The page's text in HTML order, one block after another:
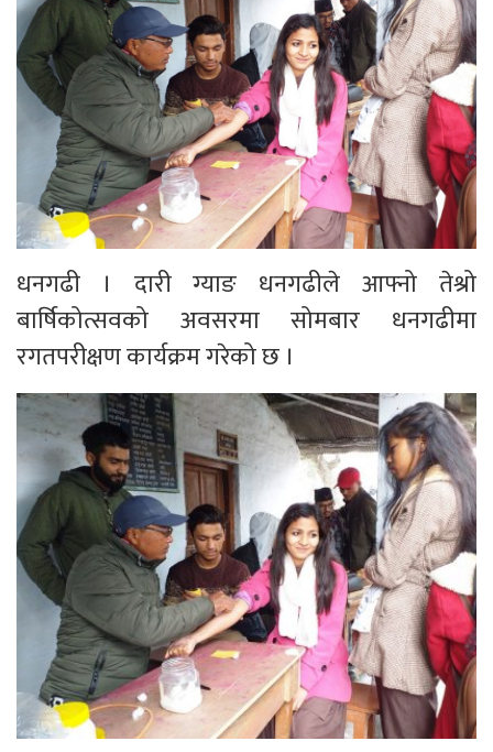
धनगढी । दारी ग्याङ धनगढीले आफ्नो तेश्रो
बार्षिकोत्सवको अवसरमा सोमबार धनगढीमा
रगतपरीक्षण कार्यक्रम गरेको छ ।